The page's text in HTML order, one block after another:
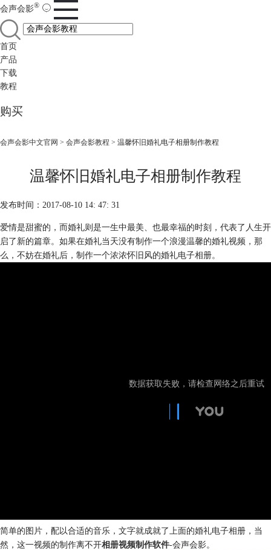
会声会影®
首页
产品
下载
教程
购买
会声会影中文官网 > 会声会影教程 > 温馨怀旧婚礼电子相册制作教程
温馨怀旧婚礼电子相册制作教程
发布时间：2017-08-10 14: 47: 31
爱情是甜蜜的，而婚礼则是一生中最美、也最幸福的时刻，代表了人生开
启了新的篇章。如果在婚礼当天没有制作一个浪漫温馨的婚礼视频，那
么，不妨在婚礼后，制作一个浓浓怀旧风的婚礼电子相册。
简单的图片，配以合适的音乐，文字就成就了上面的婚礼电子相册，当
然，这一视频的制作离不开相册视频制作软件-会声会影。